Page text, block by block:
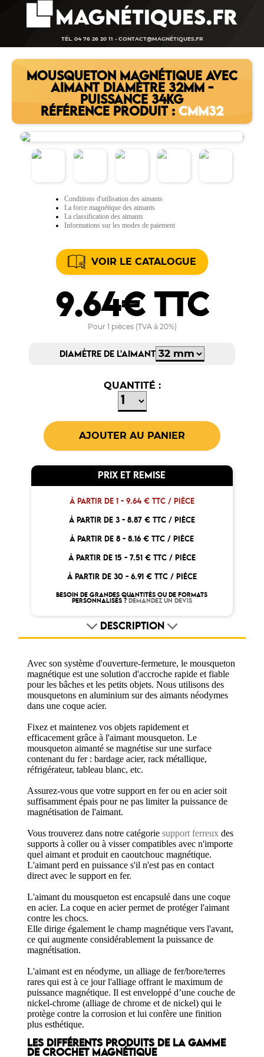
TÉL. 04 76 26 20 11 - CONTACT@MAGNÉTIQUES.FR
MOUSQUETON MAGNÉTIQUE AVEC
AIMANT DIAMÈTRE 32MM -
PUISSANCE 34KG
RÉFÉRENCE PRODUIT : CMM32
Conditions d'utilisation des aimants
La force magnétique des aimants
La classification des aimants
Informations sur les modes de paiement
VOIR LE CATALOGUE
9.64€ TTC
Pour 1 pièces (TVA à 20%)
DIAMÈTRE DE L'AIMANT
QUANTITÉ :
PRIX ET REMISE
À PARTIR DE 1 - 9.64 € TTC / PIÈCE
À PARTIR DE 3 - 8.87 € TTC / PIÈCE
À PARTIR DE 8 -8.16 € TTC / PIÈCE
À PARTIR DE 15 - 7.51 € TTC / PIÈCE
À PARTIR DE 30 - 6.91 € TTC / PIÈCE
BESOIN DE GRANDES QUANTITÉS OU DE FORMATS
PERSONNALISÉS ? DEMANDEZ UN DEVIS
DESCRIPTION
Avec son système d'ouverture-fermeture, le mousqueton
magnétique est une solution d'accroche rapide et fiable
pour les bâches et les petits objets. Nous utilisons des
mousquetons en aluminium sur des aimants néodymes
dans une coque acier.
Fixez et maintenez vos objets rapidement et
efficacement grâce à l'aimant mousqueton. Le
mousqueton aimanté se magnétise sur une surface
contenant du fer : bardage acier, rack métallique,
réfrigérateur, tableau blanc, etc.
Assurez-vous que votre support en fer ou en acier soit
suffisamment épais pour ne pas limiter la puissance de
magnétisation de l'aimant.
Vous trouverez dans notre catégoriesupport ferreux des
supports à coller ou à visser compatibles avec n'importe
quel aimant et produit en caoutchouc magnétique.
L'aimant perd en puissance s'il n'est pas en contact
direct avec le support en fer.
L'aimant du mousqueton est encapsulé dans une coque
en acier. La coque en acier permet de protéger l'aimant
contre les chocs.
Elle dirige également le champ magnétique vers l'avant,
ce qui augmente considérablement la puissance de
magnétisation.
L'aimant est en néodyme, un alliage de fer/bore/terres
rares qui est à ce jour l'alliage offrant le maximum de
puissance magnétique. Il est enveloppé d’une couche de
nickel-chrome (alliage de chrome et de nickel) qui le
protège contre la corrosion et lui confère une finition
plus esthétique.
LES DIFFÉRENTS PRODUITS DE LA GAMME
DE CROCHET MAGNÉTIQUE